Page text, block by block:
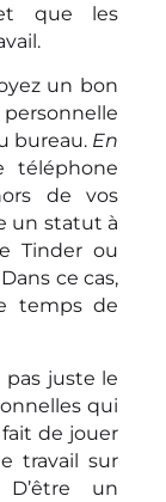
que les
un bon
bureau. En
téléphone
de vos
un statut à
Tinder ou
ce cas,
temps de
pas juste le
qui
de jouer
travail sur
un